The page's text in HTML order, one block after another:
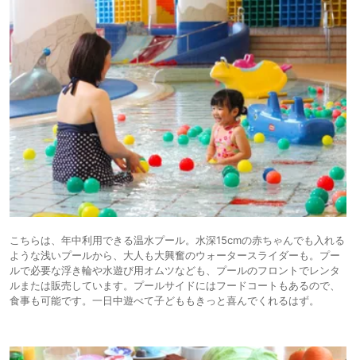
こちらは、年中利用できる温水プール。水深15cmの赤ちゃんでも入れる
ような浅いプールから、大人も大興奮のウォータースライダーも。プー
ルで必要な浮き輪や水遊び用オムツなども、プールのフロントでレンタ
ルまたは販売しています。プールサイドにはフードコートもあるので、
食事も可能です。一日中遊べて子どももきっと喜んでくれるはず。